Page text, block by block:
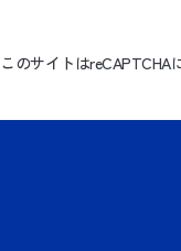
このサイトはreCAPTCHA